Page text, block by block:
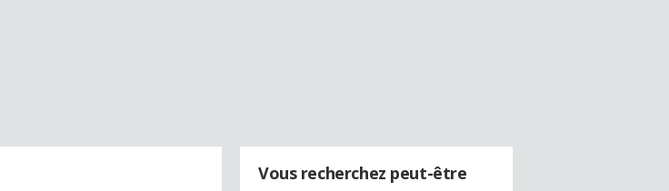
Vous recherchez peut-être